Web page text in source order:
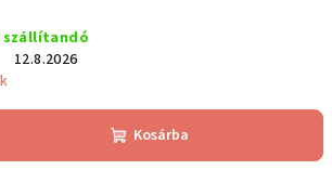
szállítandó
12.8.2026
Kosárba